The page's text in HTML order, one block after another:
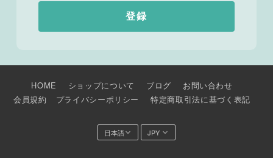
登録
HOME ショップについて ブログ
お問い合わせ
会員規約
プライバシーポリシー 特定商取引法に基づく表記